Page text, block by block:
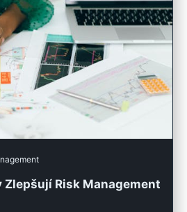
Zlepšují Risk Management